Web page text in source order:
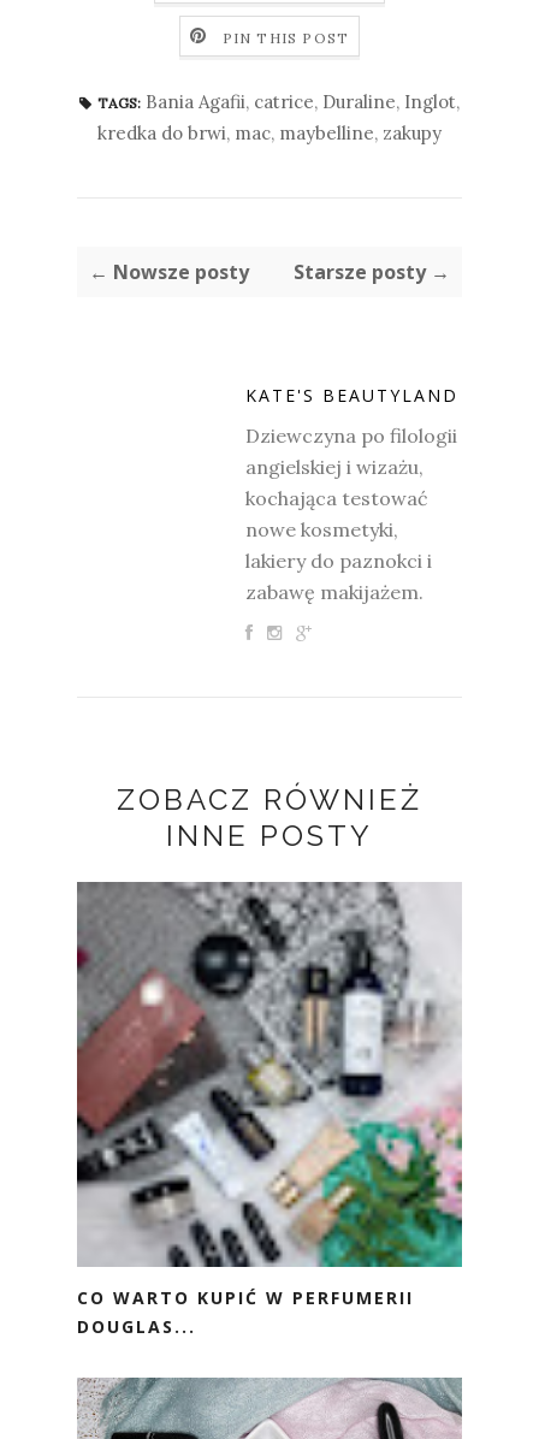
PIN THIS POST
TAGS: Bania Agafii, catrice, Duraline, Inglot,
kredka do brwi, mac, maybelline, zakupy
← Nowsze posty Starsze posty →
KATE'S BEAUTYLAND
Dziewczyna po filologii
angielskiej i wizażu,
kochająca testować
nowe kosmetyki,
lakiery do paznokci i
zabawę makijażem.
ZOBACZ RÓWNIEŻ
INNE POSTY
CO WARTO KUPIĆ W PERFUMERII
DOUGLAS...